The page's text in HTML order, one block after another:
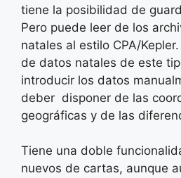
tiene la posibilidad de
Pero puede leer de los
natales al estilo CPA/
de datos natales de este
introducir los datos
deber disponer de las
geográficas y de las
Tiene una doble
nuevos de cartas, aunque